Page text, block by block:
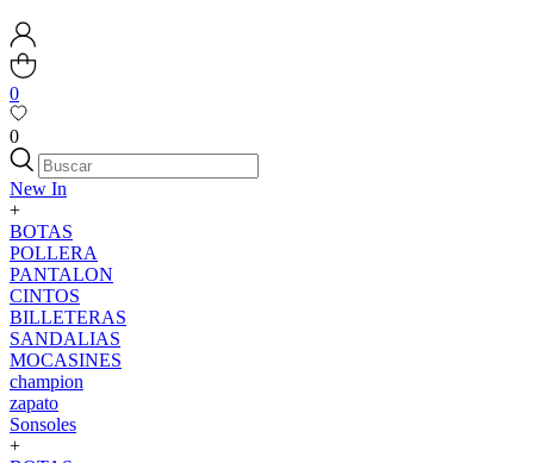
0
0
New In
+
BOTAS
POLLERA
PANTALON
CINTOS
BILLETERAS
SANDALIAS
MOCASINES
champion
zapato
Sonsoles
+